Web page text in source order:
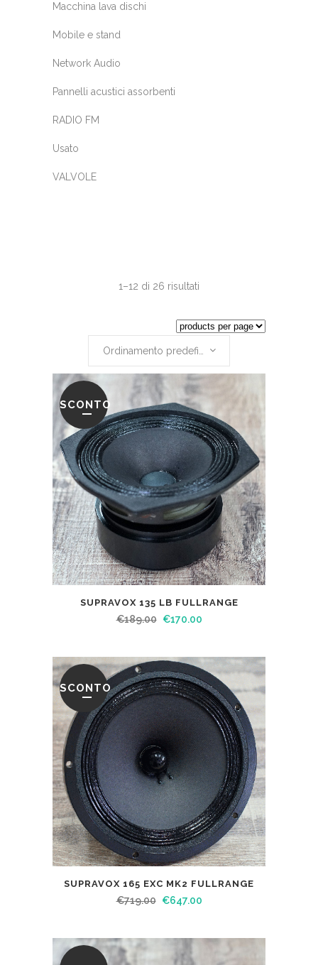
Macchina lava dischi
Mobile e stand
Network Audio
Pannelli acustici assorbenti
RADIO FM
Usato
VALVOLE
1–12 di 26 risultati
SCONTO
SUPRAVOX 135 LB FULLRANGE
€189.00 €170.00
SCONTO
SUPRAVOX 165 EXC MK2 FULLRANGE
€719.00 €647.00